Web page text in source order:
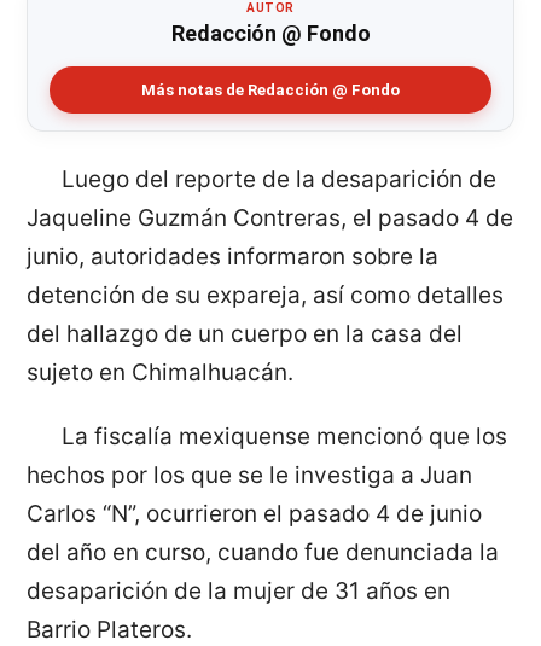
AUTOR
Redacción @ Fondo
Más notas de Redacción @ Fondo
Luego del reporte de la desaparición de
Jaqueline Guzmán Contreras, el pasado 4 de
junio, autoridades informaron sobre la
detención de su expareja, así como detalles
del hallazgo de un cuerpo en la casa del
sujeto en Chimalhuacán.
La fiscalía mexiquense mencionó que los
hechos por los que se le investiga a Juan
Carlos “N”, ocurrieron el pasado 4 de junio
del año en curso, cuando fue denunciada la
desaparición de la mujer de 31 años en
Barrio Plateros.